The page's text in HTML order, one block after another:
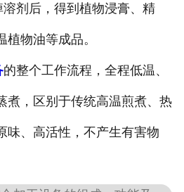
剂后，得到植物浸膏、精
物油等成品。
的整个工作流程，全程低温、
煮，区别于传统高温煎煮、热
味、高活性，不产生有害物